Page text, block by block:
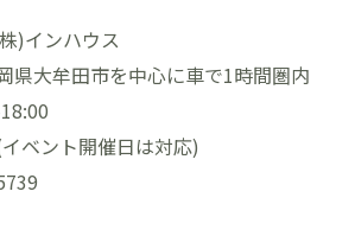
)インハウス
県大牟田市を中心に車で1時間圏内
ベント開催日は対応)